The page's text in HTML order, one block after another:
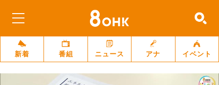
新着 番組 ニュース アナ イベント